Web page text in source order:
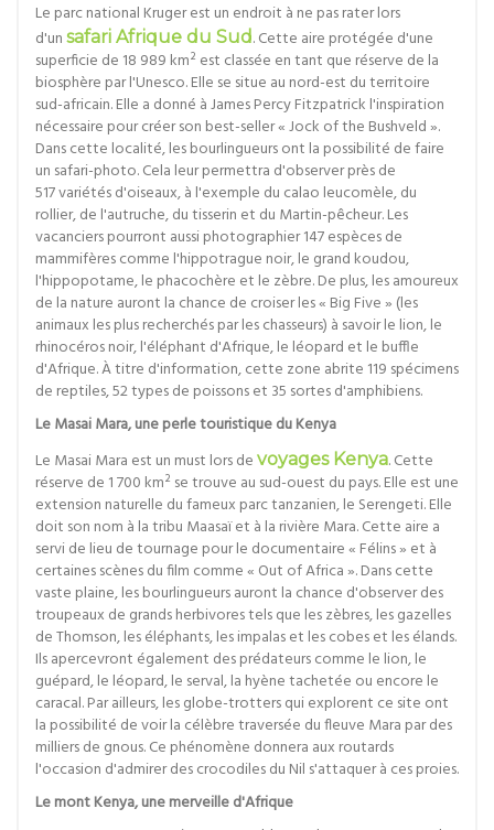
Le parc national Kruger est un endroit à ne pas rater lors
d'un safari Afrique du Sud. Cette aire protégée d'une
superficie de 18 989 km² est classée en tant que réserve de la
biosphère par l'Unesco. Elle se situe au nord-est du territoire
sud-africain. Elle a donné à James Percy Fitzpatrick l'inspiration
nécessaire pour créer son best-seller « Jock of the Bushveld ».
Dans cette localité, les bourlingueurs ont la possibilité de faire
un safari-photo. Cela leur permettra d'observer près de
517 variétés d'oiseaux, à l'exemple du calao leucomèle, du
rollier, de l'autruche, du tisserin et du Martin-pêcheur. Les
vacanciers pourront aussi photographier 147 espèces de
mammifères comme l'hippotrague noir, le grand koudou,
l'hippopotame, le phacochère et le zèbre. De plus, les amoureux
de la nature auront la chance de croiser les « Big Five » (les
animaux les plus recherchés par les chasseurs) à savoir le lion, le
rhinocéros noir, l'éléphant d'Afrique, le léopard et le buffle
d'Afrique. À titre d'information, cette zone abrite 119 spécimens
de reptiles, 52 types de poissons et 35 sortes d'amphibiens.
Le Masai Mara, une perle touristique du Kenya
Le Masai Mara est un must lors de voyages Kenya. Cette
réserve de 1 700 km² se trouve au sud-ouest du pays. Elle est une
extension naturelle du fameux parc tanzanien, le Serengeti. Elle
doit son nom à la tribu Maasaï et à la rivière Mara. Cette aire a
servi de lieu de tournage pour le documentaire « Félins » et à
certaines scènes du film comme « Out of Africa ». Dans cette
vaste plaine, les bourlingueurs auront la chance d'observer des
troupeaux de grands herbivores tels que les zèbres, les gazelles
de Thomson, les éléphants, les impalas et les cobes et les élands.
Ils apercevront également des prédateurs comme le lion, le
guépard, le léopard, le serval, la hyène tachetée ou encore le
caracal. Par ailleurs, les globe-trotters qui explorent ce site ont
la possibilité de voir la célèbre traversée du fleuve Mara par des
milliers de gnous. Ce phénomène donnera aux routards
l'occasion d'admirer des crocodiles du Nil s'attaquer à ces proies.
Le mont Kenya, une merveille d'Afrique